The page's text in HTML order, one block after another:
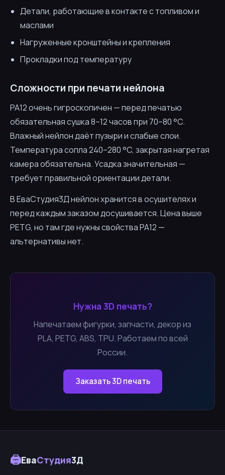
Детали, работающие в контакте с топливом и
маслами
Нагруженные кронштейны и крепления
Прокладки под температуру
Сложности при печати нейлона
PA12 очень гигроскопичен — перед печатью
обязательная сушка 8–12 часов при 70–80 °C.
Влажный нейлон даёт пузыри и слабые слои.
Температура сопла 240–280 °C, закрытая нагретая
камера обязательна. Усадка значительная —
требует правильной ориентации детали.
В ЕваСтудия3Д нейлон хранится в осушителях и
перед каждым заказом досушивается. Цена выше
PETG, но там где нужны свойства PA12 —
альтернативы нет.
Нужна 3D печать?
Напечатаем фигурки, запчасти, декор из
PLA, PETG, ABS, TPU. Работаем по всей
России.
Заказать 3D печать
🖨ЕваСтудия3Д